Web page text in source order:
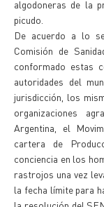
algodoneras de la
picudo.
De acuerdo a lo
Comisión de
conformado estas
autoridades del
jurisdicción, los
organizaciones
Argentina, el
cartera de
conciencia en los
rastrojos una vez
la fecha límite para